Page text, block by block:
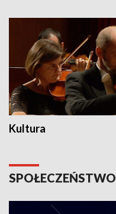
Kultura
SPOŁECZEŃSTWO